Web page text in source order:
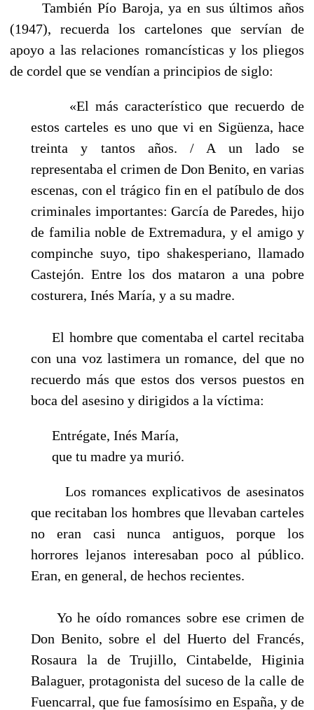
También Pío Baroja, ya en sus últimos años
(1947), recuerda los cartelones que servían de
apoyo a las relaciones romancísticas y los pliegos
de cordel que se vendían a principios de siglo:
«El más característico que recuerdo de
estos carteles es uno que vi en Sigüenza, hace
treinta y tantos años. / A un lado se
representaba el crimen de Don Benito, en varias
escenas, con el trágico fin en el patíbulo de dos
criminales importantes: García de Paredes, hijo
de familia noble de Extremadura, y el amigo y
compinche suyo, tipo shakesperiano, llamado
Castejón. Entre los dos mataron a una pobre
costurera, Inés María, y a su madre.
El hombre que comentaba el cartel recitaba
con una voz lastimera un romance, del que no
recuerdo más que estos dos versos puestos en
boca del asesino y dirigidos a la víctima:
Entrégate, Inés María,
que tu madre ya murió.
Los romances explicativos de asesinatos
que recitaban los hombres que llevaban carteles
no eran casi nunca antiguos, porque los
horrores lejanos interesaban poco al público.
Eran, en general, de hechos recientes.
Yo he oído romances sobre ese crimen de
Don Benito, sobre el del Huerto del Francés,
Rosaura la de Trujillo, Cintabelde, Higinia
Balaguer, protagonista del suceso de la calle de
Fuencarral, que fue famosísimo en España, y de